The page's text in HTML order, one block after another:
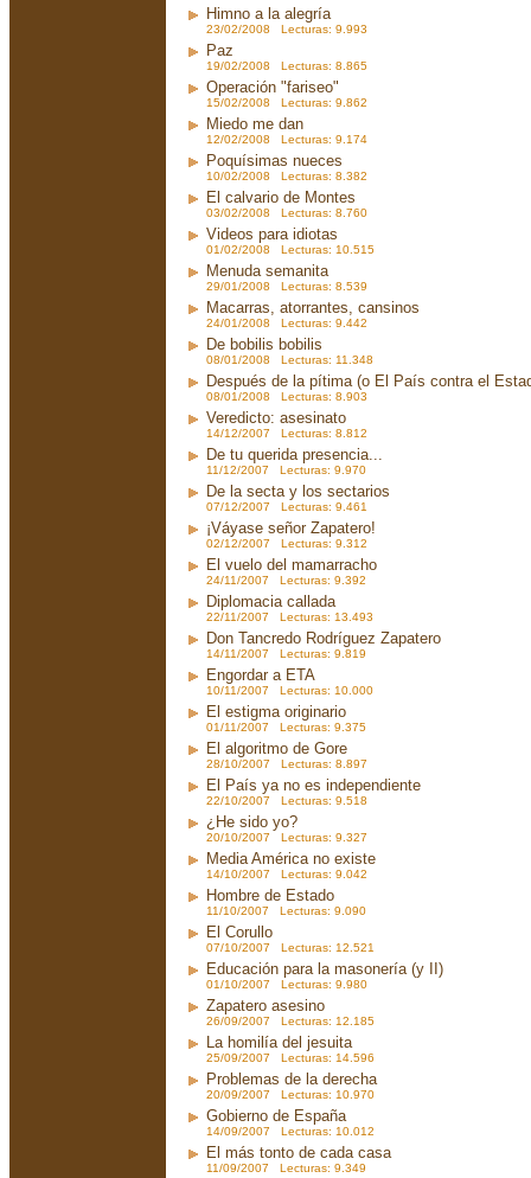
Himno a la alegría
23/02/2008 Lecturas: 9.993
Paz
19/02/2008 Lecturas: 8.865
Operación "fariseo"
15/02/2008 Lecturas: 9.862
Miedo me dan
12/02/2008 Lecturas: 9.174
Poquísimas nueces
10/02/2008 Lecturas: 8.382
El calvario de Montes
03/02/2008 Lecturas: 8.760
Videos para idiotas
01/02/2008 Lecturas: 10.515
Menuda semanita
29/01/2008 Lecturas: 8.539
Macarras, atorrantes, cansinos
24/01/2008 Lecturas: 9.442
De bobilis bobilis
08/01/2008 Lecturas: 11.348
Después de la pítima (o El País contra el
08/01/2008 Lecturas: 8.903
Veredicto: asesinato
14/12/2007 Lecturas: 8.812
De tu querida presencia...
11/12/2007 Lecturas: 9.970
De la secta y los sectarios
07/12/2007 Lecturas: 9.461
¡Váyase señor Zapatero!
02/12/2007 Lecturas: 9.312
El vuelo del mamarracho
24/11/2007 Lecturas: 9.392
Diplomacia callada
22/11/2007 Lecturas: 13.493
Don Tancredo Rodríguez Zapatero
14/11/2007 Lecturas: 9.819
Engordar a ETA
10/11/2007 Lecturas: 10.000
El estigma originario
01/11/2007 Lecturas: 9.375
El algoritmo de Gore
28/10/2007 Lecturas: 8.897
El País ya no es independiente
22/10/2007 Lecturas: 9.518
¿He sido yo?
20/10/2007 Lecturas: 9.327
Media América no existe
14/10/2007 Lecturas: 9.042
Hombre de Estado
11/10/2007 Lecturas: 9.090
El Corullo
07/10/2007 Lecturas: 12.521
Educación para la masonería (y II)
01/10/2007 Lecturas: 9.980
Zapatero asesino
26/09/2007 Lecturas: 12.185
La homilía del jesuita
25/09/2007 Lecturas: 14.596
Problemas de la derecha
20/09/2007 Lecturas: 10.970
Gobierno de España
14/09/2007 Lecturas: 10.012
El más tonto de cada casa
11/09/2007 Lecturas: 9.349